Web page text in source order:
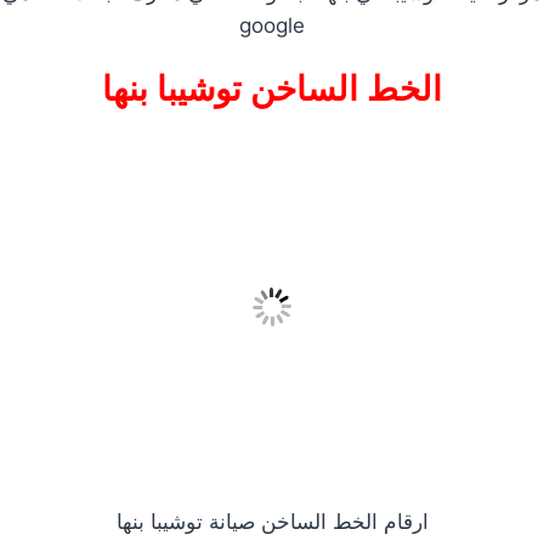
google
الخط الساخن توشيبا بنها
ارقام الخط الساخن صيانة توشيبا بنها